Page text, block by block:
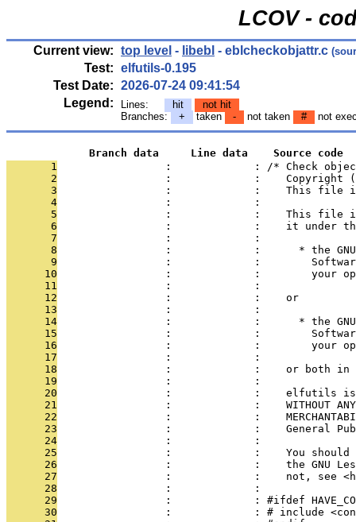
LCOV -
Current view: top level - libebl - eblcheckobjattr.c
Test: elfutils-0.195
Test Date: 2026-07-24 09:41:54
Legend:
Lines: hit
not hit
Branches:
+ taken - not taken # not
             Branch data     Line data    Source code
       1
:             : /* Check
       2
:             :    Copyright
       3
:             :    This file
       4
                 :             :
       5
:             :    This file
       6
:             :    it under
       7
                 :             :
       8
:             :      * the
       9
:             :
      10
:             :        your
      11
                 :             :
      12
                 :             :    or
      13
                 :             :
      14
:             :      * the
      15
:             :
      16
:             :        your
      17
                 :             :
      18
:             :    or both in
      19
                 :             :
      20
:             :    elfutils
      21
:             :    WITHOUT
      22
:             :
      23
:             :    General
      24
                 :             :
      25
:             :    You
      26
:             :    the GNU
      27
:             :    not, see
      28
                 :             :
      29
:             : #ifdef
      30
:             : # include